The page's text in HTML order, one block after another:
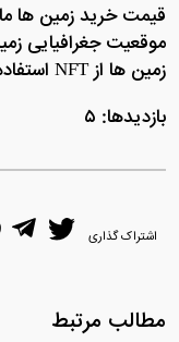
قیمت خرید زمین ها
موقعیت جغرافیایی
زمین ها از NFT استفاده می شود.
بازدیدها: ۵
اشتراک گذاری
مطالب مرتبط